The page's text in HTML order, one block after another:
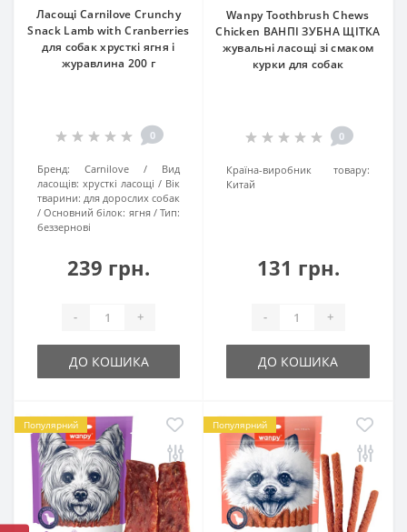
Ласощі Carnilove Crunchy
Snack Lamb with Cranberries
для собак хрусткі ягня і
журавлина 200 г
0
Бренд: Carnilove
Вид
ласощів: хрусткі ласощі
Вік
тварини: для дорослих собак
Основний білок: ягня
Тип:
беззернові
239 грн.
- +
ДО КОШИКА
Wanpy Toothbrush Chews
Chicken ВАНПІ ЗУБНА ЩІТКА
жувальні ласощі зі смаком
курки для собак
0
Країна-виробник товару:
Китай
131 грн.
- +
ДО КОШИКА
Популярний Популярний